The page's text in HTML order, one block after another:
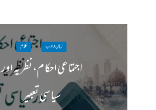
زبان وادب کلام
اجتماعی احکام، نظریہ اور
سیاسی تعبیر